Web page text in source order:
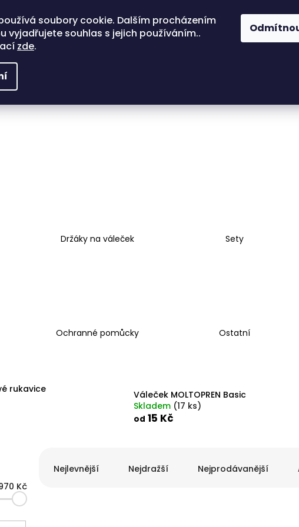
soubory cookie. Dalším procházením
vyjadřujete souhlas s jejich používáním..
zde.
Držáky na váleček Sety
Ochranné pomůcky Ostatní
rukavice
Váleček MOLTOPREN Basic
Skladem (17 ks)
od 15 Kč
Kč
Nejlevnější Nejdražší Nejprodávanější